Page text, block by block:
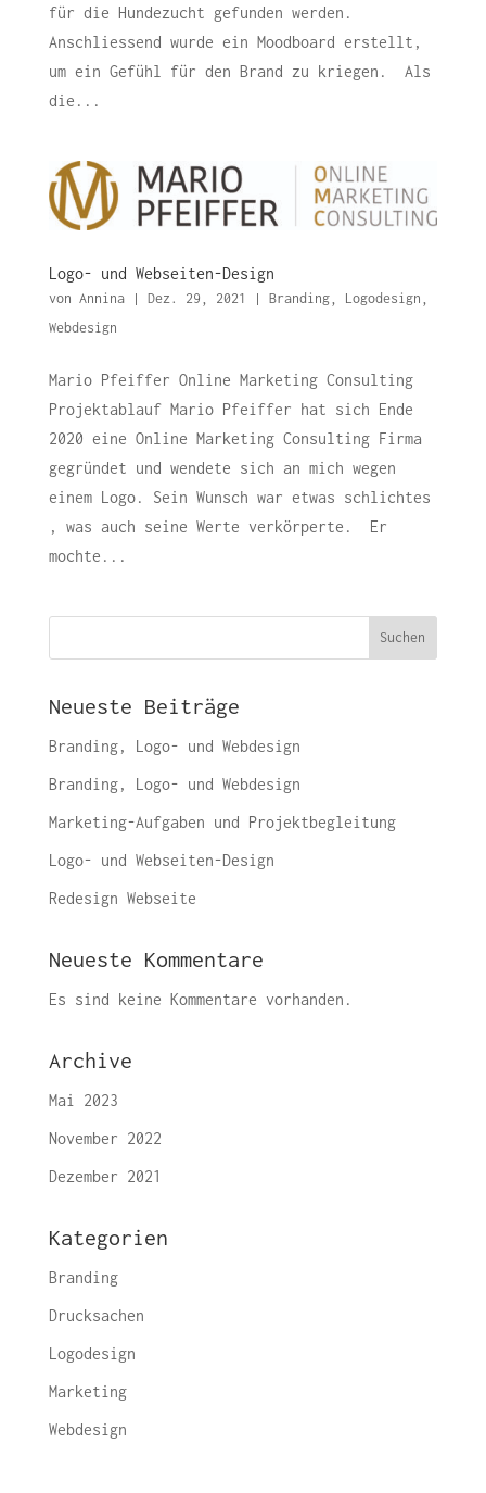
für die Hundezucht gefunden werden.
Anschliessend wurde ein Moodboard erstellt,
um ein Gefühl für den Brand zu kriegen. Als
die...
Logo- und Webseiten-Design
von Annina| Dez. 29, 2021 | Branding, Logodesign
Webdesign
Mario Pfeiffer Online Marketing Consulting
Projektablauf Mario Pfeiffer hat sich Ende
2020 eine Online Marketing Consulting Firma
gegründet und wendete sich an mich wegen
einem Logo. Sein Wunsch war etwas schlichtes
, was auch seine Werte verkörperte. Er
mochte...
Suchen
Neueste Beiträge
Branding, Logo- und Webdesign
Branding, Logo- und Webdesign
Marketing-Aufgaben und Projektbegleitung
Logo- und Webseiten-Design
Redesign Webseite
Neueste Kommentare
Es sind keine Kommentare vorhanden.
Archive
Mai 2023
November 2022
Dezember 2021
Kategorien
Branding
Drucksachen
Logodesign
Marketing
Webdesign